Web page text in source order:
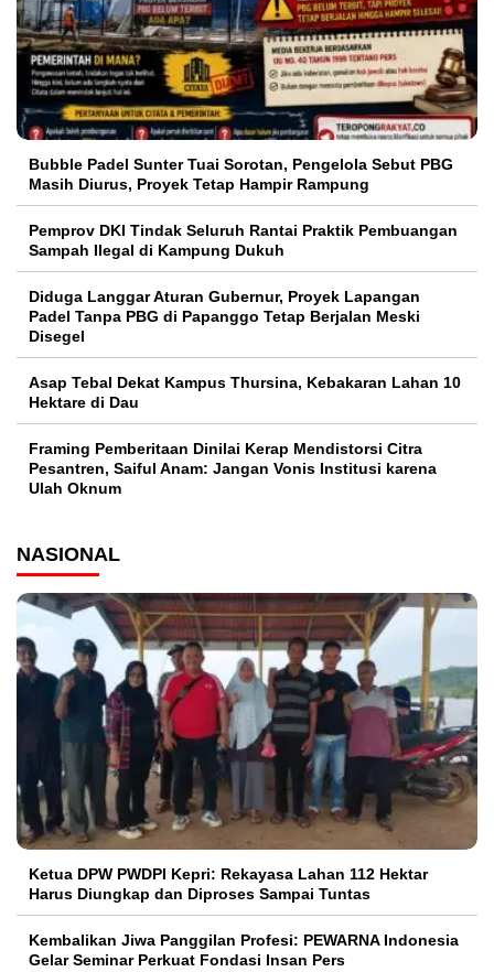
Bubble Padel Sunter Tuai Sorotan, Pengelola Sebut PBG
Masih Diurus, Proyek Tetap Hampir Rampung
Pemprov DKI Tindak Seluruh Rantai Praktik Pembuangan
Sampah Ilegal di Kampung Dukuh
Diduga Langgar Aturan Gubernur, Proyek Lapangan
Padel Tanpa PBG di Papanggo Tetap Berjalan Meski
Disegel
Asap Tebal Dekat Kampus Thursina, Kebakaran Lahan 10
Hektare di Dau
Framing Pemberitaan Dinilai Kerap Mendistorsi Citra
Pesantren, Saiful Anam: Jangan Vonis Institusi karena
Ulah Oknum
NASIONAL
Ketua DPW PWDPI Kepri: Rekayasa Lahan 112 Hektar
Harus Diungkap dan Diproses Sampai Tuntas
Kembalikan Jiwa Panggilan Profesi: PEWARNA Indonesia
Gelar Seminar Perkuat Fondasi Insan Pers